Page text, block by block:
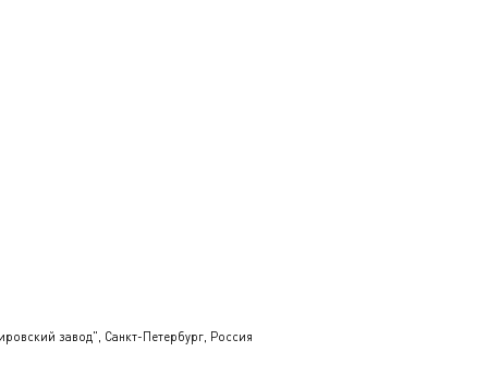
завод", Санкт-Петербург, Россия